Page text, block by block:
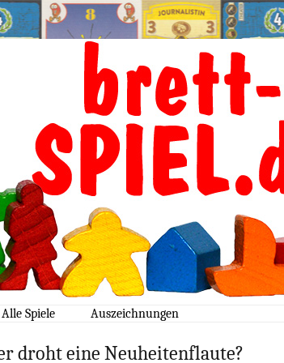
Alle Spiele
2025
Auszeichnungen
Topspiele
droht eine Neuheitenflaute?